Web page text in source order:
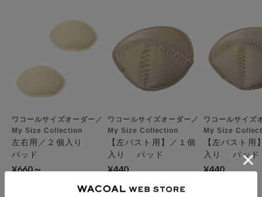
ワコールサイズオーダー／
My Size Collection
左右用／２個入り
パッド
¥660～
ワコールサイズオーダー／
My Size Collection
【左バスト用】／１個
入り パッド
¥440
ワコールサイズ
My Size
【左バスト用
入り パッド
¥440